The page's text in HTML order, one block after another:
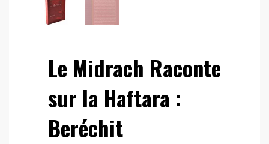
Le Midrach Raconte
sur la Haftara :
Beréchit